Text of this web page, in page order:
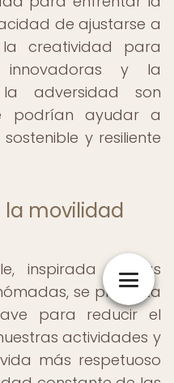
de ajustarse a
la creatividad para
innovadoras y la
adversidad son
podrían ayudar a
y resiliente
movilidad
inspirada en las
se presenta
para reducir el
actividades y
más respetuoso